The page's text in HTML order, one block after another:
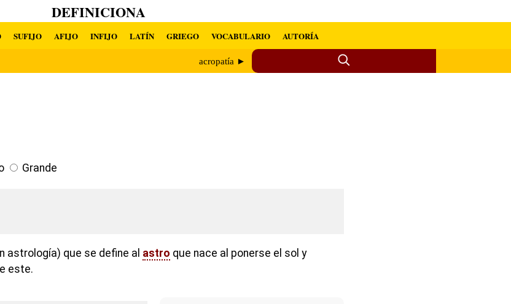
DEFINICIONA
SUFIJO AFIJO INFIJO LATÍN GRIEGO VOCABULARIO AUTORÍA
acropatía ►
Grande
astrología) que se define al astro que nace al ponerse el sol y
este.